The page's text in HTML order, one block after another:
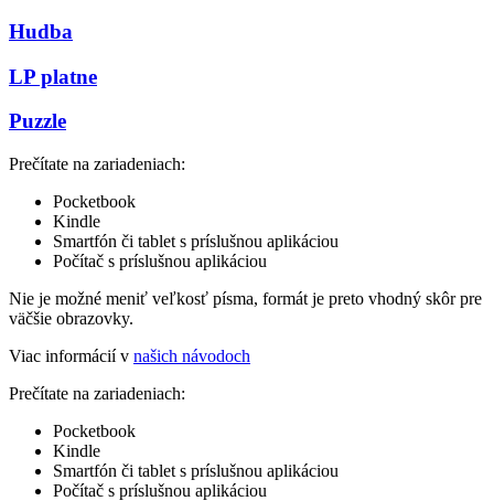
Hudba
LP platne
Puzzle
Prečítate na zariadeniach:
Pocketbook
Kindle
Smartfón či tablet s príslušnou aplikáciou
Počítač s príslušnou aplikáciou
Nie je možné meniť veľkosť písma, formát je preto vhodný skôr pre
väčšie obrazovky.
Viac informácií v našich návodoch
Prečítate na zariadeniach:
Pocketbook
Kindle
Smartfón či tablet s príslušnou aplikáciou
Počítač s príslušnou aplikáciou